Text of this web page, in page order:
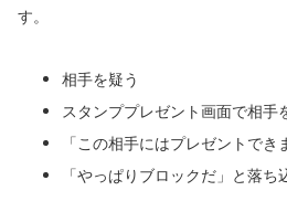
す。
相手を疑う
スタンププレゼント画面で相手
「この相手にはプレゼントでき
「やっぱりブロックだ」と落ち